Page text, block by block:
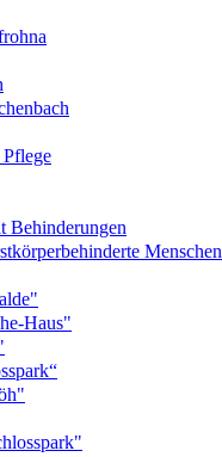
Behinderungen
Menschen
Haus"